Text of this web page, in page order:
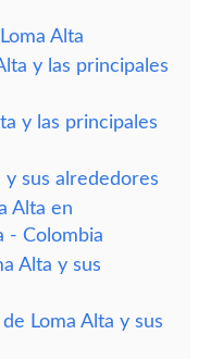
Alta
y las principales
y las principales
y sus alrededores
Alta en
- Colombia
Alta y sus
Loma Alta y sus